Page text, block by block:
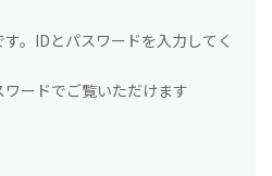
。IDとパスワードを入力してく
ードでご覧いただけます